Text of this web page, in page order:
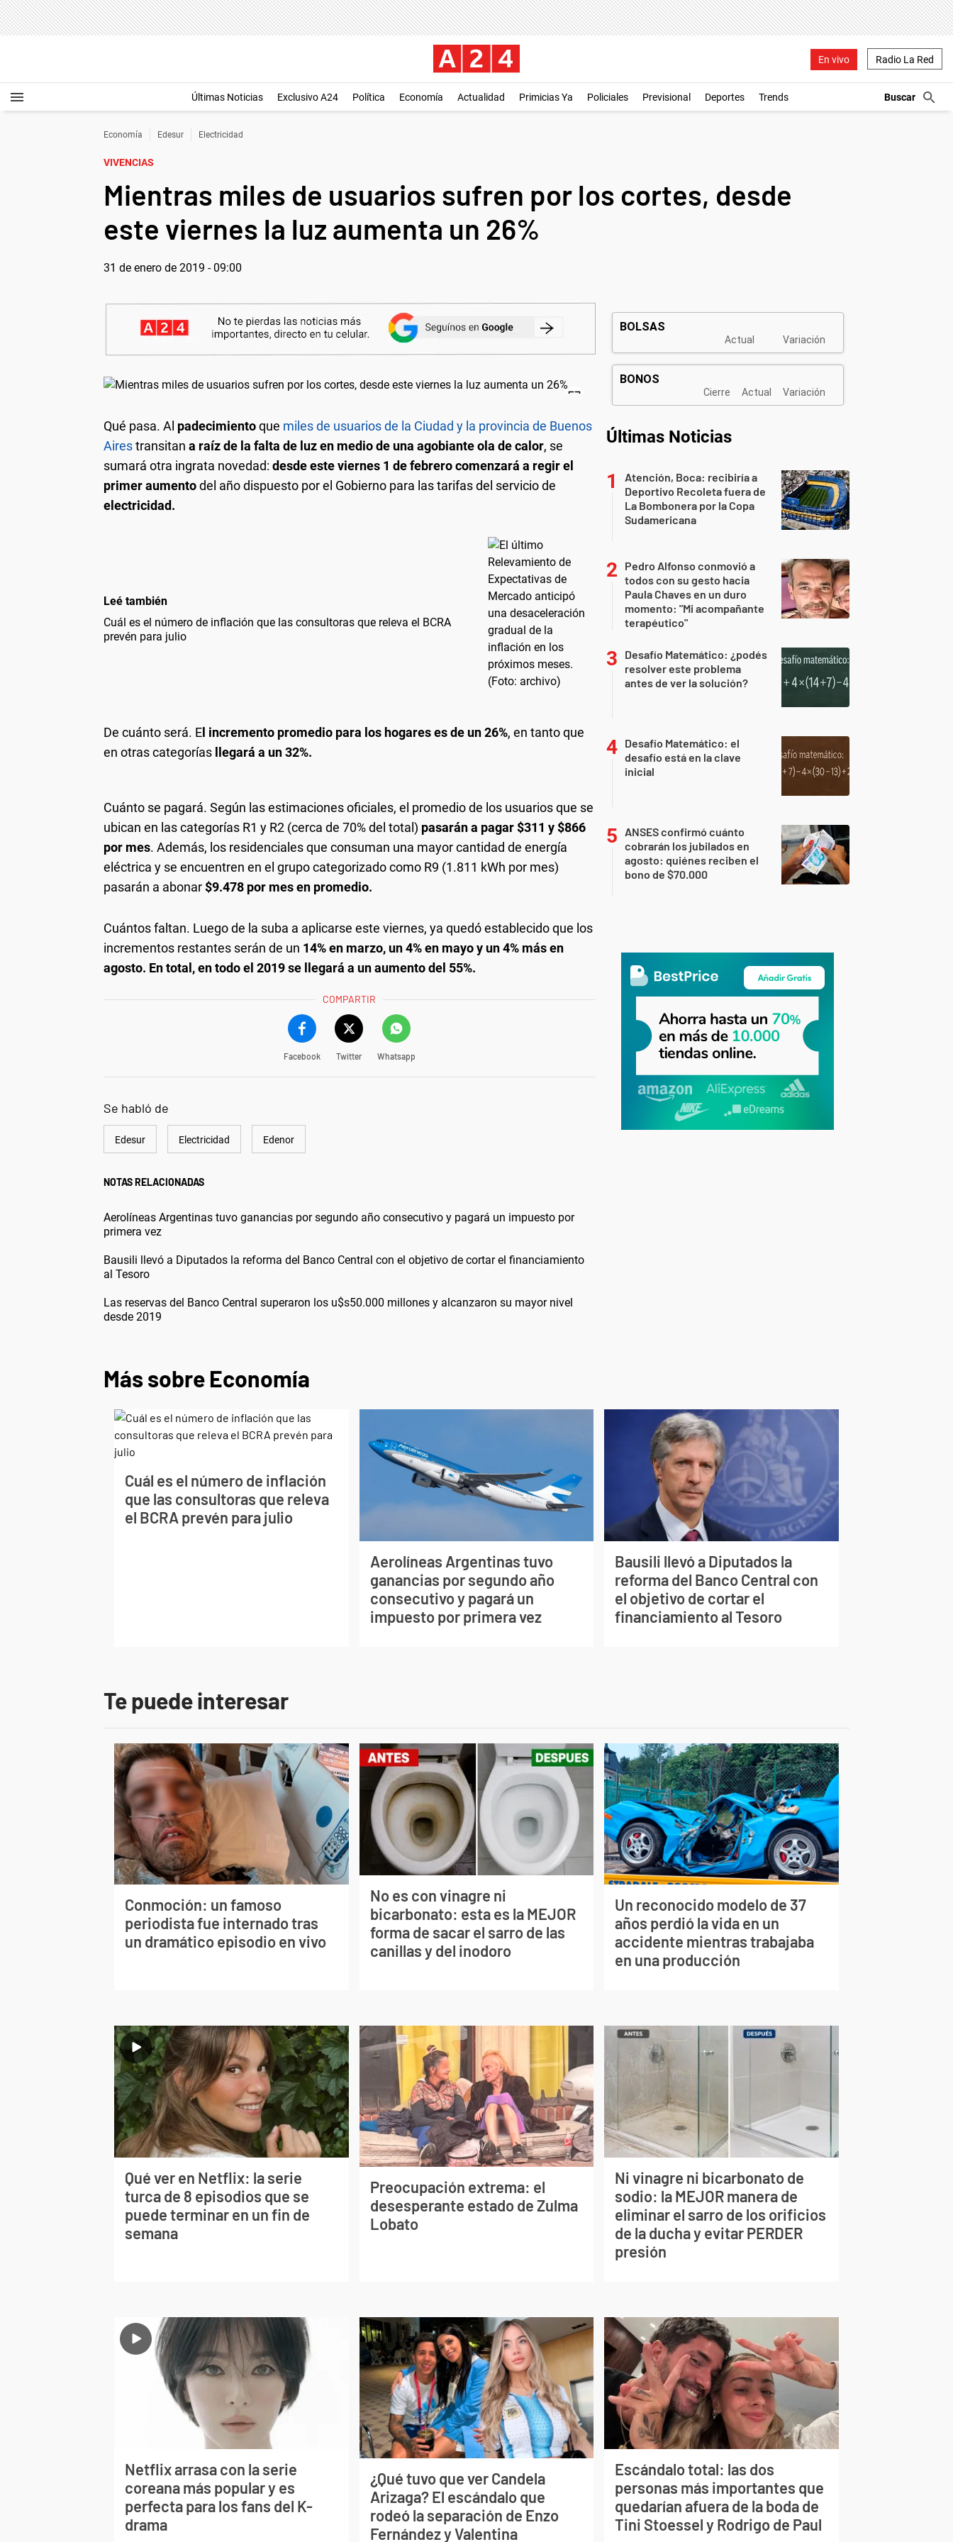
En vivo Radio La Red
Últimas Noticias Exclusivo A24 Política Economía Actualidad Primicias Ya Policiales Previsional Deportes Trends
Economía Edesur Electricidad
VIVENCIAS
Mientras miles de usuarios sufren por los cortes, desde
este viernes la luz aumenta un 26%
31 de enero de 2019 - 09:00
Qué pasa. Al padecimientoque miles de usuarios de la Ciudad y la provincia de Buenos
Airestransitan a raíz de la falta de luz en medio de una agobiante ola de calor, se
sumará otra ingrata novedad: desde este viernes 1 de febrero comenzará a regir el
primer aumentodel año dispuesto por el Gobierno para las tarifas del servicio de
electricidad.
Leé también
Cuál es el número de inflación que las consultoras que releva el BCRA
prevén para julio
De cuánto será. El incremento promedio para los hogares es de un 26%, en tanto que
en otras categorías llegará a un 32%.
Cuánto se pagará. Según las estimaciones oficiales, el promedio de los usuarios que se
ubican en las categorías R1 y R2 (cerca de 70% del total) pasarán a pagar $311 y $866
por mes. Además, los residenciales que consuman una mayor cantidad de energía
eléctrica y se encuentren en el grupo categorizado como R9 (1.811 kWh por mes)
pasarán a abonar$9.478 por mes en promedio.
Cuántos faltan. Luego de la suba a aplicarse este viernes, ya quedó establecido que los
incrementos restantes serán de un 14% en marzo, un 4% en mayo y un 4% más en
agosto. En total, en todo el 2019 se llegará a un aumento del 55%.
COMPARTIR
Facebook Twitter Whatsapp
Se habló de
Edesur Electricidad Edenor
NOTAS RELACIONADAS
Aerolíneas Argentinas tuvo ganancias por segundo año consecutivo y pagará un impuesto por
primera vez
Bausili llevó a Diputados la reforma del Banco Central con el objetivo de cortar el financiamiento
al Tesoro
Las reservas del Banco Central superaron los u$s50.000 millones y alcanzaron su mayor nivel
desde 2019
Últimas Noticias
Atención, Boca: recibiría a
Deportivo Recoleta fuera de
La Bombonera por la Copa
Sudamericana
Pedro Alfonso conmovió a
todos con su gesto hacia
Paula Chaves en un duro
momento: "Mi acompañante
terapéutico"
Desafío Matemático: ¿podés
resolver este problema
antes de ver la solución?
Desafío Matemático: el
desafío está en la clave
inicial
ANSES confirmó cuánto
cobrarán los jubilados en
agosto: quiénes reciben el
bono de $70.000
Más sobre Economía
Cuál es el número de inflación
que las consultoras que releva
el BCRA prevén para julio
Aerolíneas Argentinas tuvo
ganancias por segundo año
consecutivo y pagará un
impuesto por primera vez
Bausili llevó a Diputados la
reforma del Banco Central con
el objetivo de cortar el
financiamiento al Tesoro
Te puede interesar
Conmoción: un famoso
periodista fue internado tras
un dramático episodio en vivo
No es con vinagre ni
bicarbonato: esta es la MEJOR
forma de sacar el sarro de las
canillas y del inodoro
Un reconocido modelo de 37
años perdió la vida en un
accidente mientras trabajaba
en una producción
Qué ver en Netflix: la serie
turca de 8 episodios que se
puede terminar en un fin de
semana
Preocupación extrema: el
desesperante estado de Zulma
Lobato
Ni vinagre ni bicarbonato de
sodio: la MEJOR manera de
eliminar el sarro de los orificios
de la ducha y evitar PERDER
presión
Netflix arrasa con la serie
coreana más popular y es
perfecta para los fans del K-
drama
¿Qué tuvo que ver Candela
Arizaga? El escándalo que
rodeó la separación de Enzo
Fernández y Valentina
Escándalo total: las dos
personas más importantes que
quedarían afuera de la boda de
Tini Stoessel y Rodrigo de Paul